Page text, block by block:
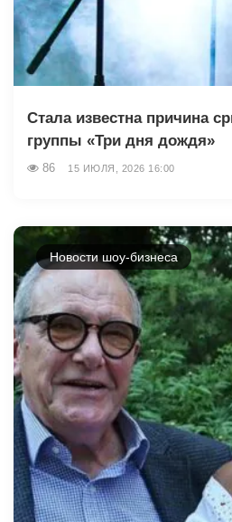
Стала известна причина
группы «Три дня дождя»
86 15 ИЮЛЯ, 2026 16:00
Новости шоу-бизнеса